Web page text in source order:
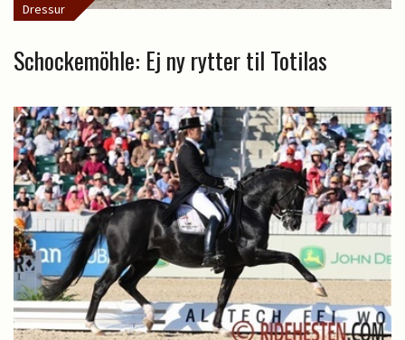
Dressur
Schockemöhle: Ej ny rytter til Totilas